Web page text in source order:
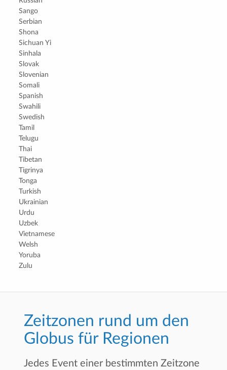
Sango
Serbian
Shona
Sichuan Yi
Sinhala
Slovak
Slovenian
Somali
Spanish
Swahili
Swedish
Tamil
Telugu
Thai
Tibetan
Tigrinya
Tonga
Turkish
Ukrainian
Urdu
Uzbek
Vietnamese
Welsh
Yoruba
Zulu
Zeitzonen rund um den
Globus für Regionen
Jedes Event einer bestimmten Zeitzone